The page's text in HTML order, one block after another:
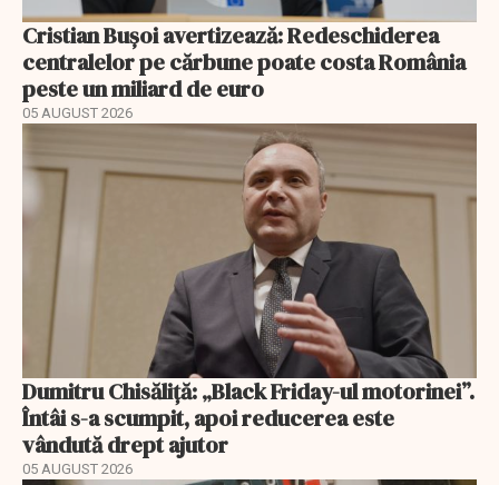
Cristian Bușoi avertizează: Redeschiderea
centralelor pe cărbune poate costa România
peste un miliard de euro
05 AUGUST 2026
Dumitru Chisăliță: „Black Friday-ul motorinei”.
Întâi s-a scumpit, apoi reducerea este
vândută drept ajutor
05 AUGUST 2026